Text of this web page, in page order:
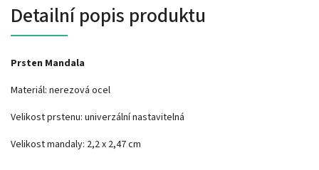
Detailní popis produktu
Prsten Mandala
Materiál: nerezová ocel
Velikost prstenu: univerzální nastavitelná
Velikost mandaly: 2,2 x 2,47 cm